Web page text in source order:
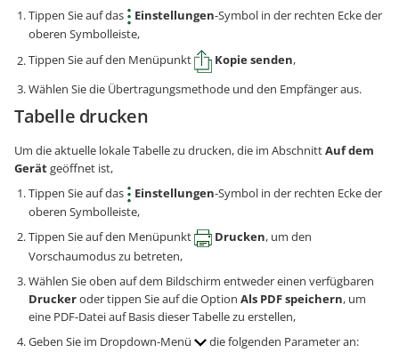
Tippen Sie auf das
Einstellungen-Symbol in der rechten Ecke der
oberen Symbolleiste,
Tippen Sie auf den Menüpunkt
Kopie senden,
Wählen Sie die Übertragungsmethode und den Empfänger aus.
Tabelle drucken
Um die aktuelle lokale Tabelle zu drucken, die im AbschnittAuf dem
Gerätgeöffnet ist,
Tippen Sie auf das
Einstellungen-Symbol in der rechten Ecke der
oberen Symbolleiste,
Tippen Sie auf den Menüpunkt
Drucken, um den
Vorschaumodus zu betreten,
Wählen Sie oben auf dem Bildschirm entweder einen verfügbaren
Druckeroder tippen Sie auf die Option Als PDF speichern, um
eine PDF-Datei auf Basis dieser Tabelle zu erstellen,
Geben Sie im Dropdown-Menü
die folgenden Parameter an: